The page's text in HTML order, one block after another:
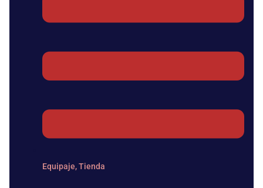
Equipaje,Tienda